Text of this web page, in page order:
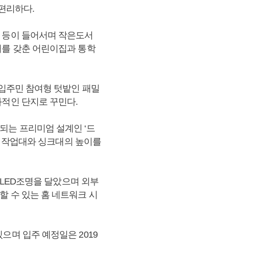
리하다.
이 들어서며 작은도서
갖춘 어린이집과 통학
주민 참여형 텃밭인 패밀
인 단지로 꾸민다.
는 프리미엄 설계인 ‘드
업대와 싱크대의 높이를
조명을 달았으며 외부
수 있는 홈 네트워크 시
며 입주 예정일은 2019